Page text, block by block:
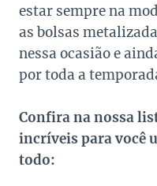
estar sempre na
as bolsas
nessa ocasião e
por toda a
Confira na nossa
incríveis para você
todo: